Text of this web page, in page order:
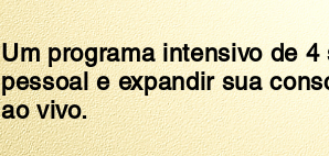
Um programa intensivo de
pessoal e expandir sua
ao vivo.